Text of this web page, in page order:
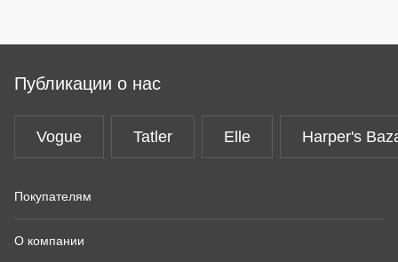
Публикации о нас
Vogue Tatler Elle Harper's
Покупателям
О компании